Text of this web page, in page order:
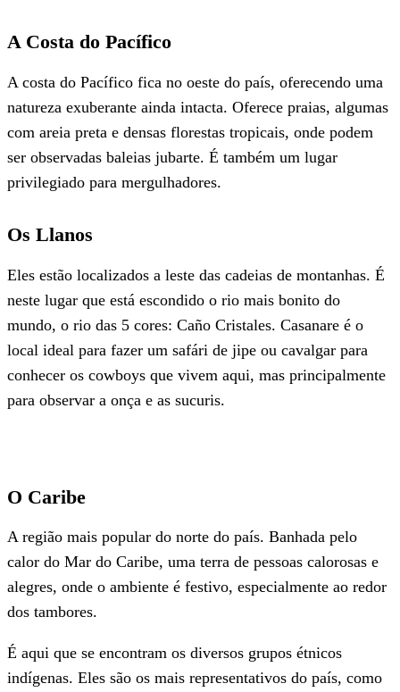
A Costa do Pacífico
A costa do Pacífico fica no oeste do país, oferecendo uma
natureza exuberante ainda intacta. Oferece praias, algumas
com areia preta e densas florestas tropicais, onde podem
ser observadas baleias jubarte. É também um lugar
privilegiado para mergulhadores.
Os Llanos
Eles estão localizados a leste das cadeias de montanhas. É
neste lugar que está escondido o rio mais bonito do
mundo, o rio das 5 cores: Caño Cristales. Casanare é o
local ideal para fazer um safári de jipe ou cavalgar para
conhecer os cowboys que vivem aqui, mas principalmente
para observar a onça e as sucuris.
O Caribe
A região mais popular do norte do país. Banhada pelo
calor do Mar do Caribe, uma terra de pessoas calorosas e
alegres, onde o ambiente é festivo, especialmente ao redor
dos tambores.
É aqui que se encontram os diversos grupos étnicos
indígenas. Eles são os mais representativos do país, como